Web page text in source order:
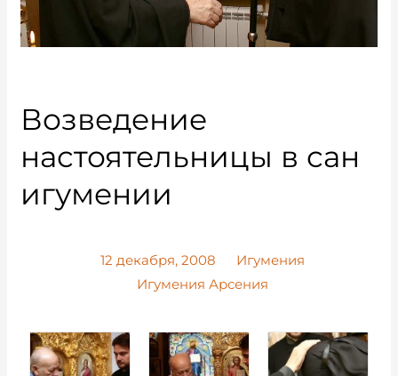
Возведение
настоятельницы в сан
игумении
12 декабря, 2008
Игумения
Игумения Арсения